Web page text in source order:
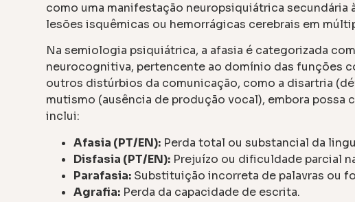
como uma manifestação neuropsiquiátrica
lesões isquêmicas ou hemorrágicas cerebrais em
Na semiologia psiquiátrica, a afasia é categorizada
neurocognitiva, pertencente ao domínio das funções
outros distúrbios da comunicação, como a disartria
mutismo (ausência de produção vocal), embora
inclui:
Afasia (PT/EN): Perda total ou substancial da
Disfasia (PT/EN): Prejuízo ou dificuldade parcial
Parafasia: Substituição incorreta de palavras ou
Agrafia: Perda da capacidade de escrita.